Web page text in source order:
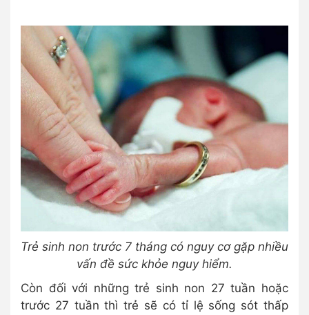
Trẻ sinh non trước 7 tháng có nguy cơ gặp nhiều
vấn đề sức khỏe nguy hiểm.
Còn đối với những trẻ sinh non 27 tuần hoặc
trước 27 tuần thì trẻ sẽ có tỉ lệ sống sót thấp